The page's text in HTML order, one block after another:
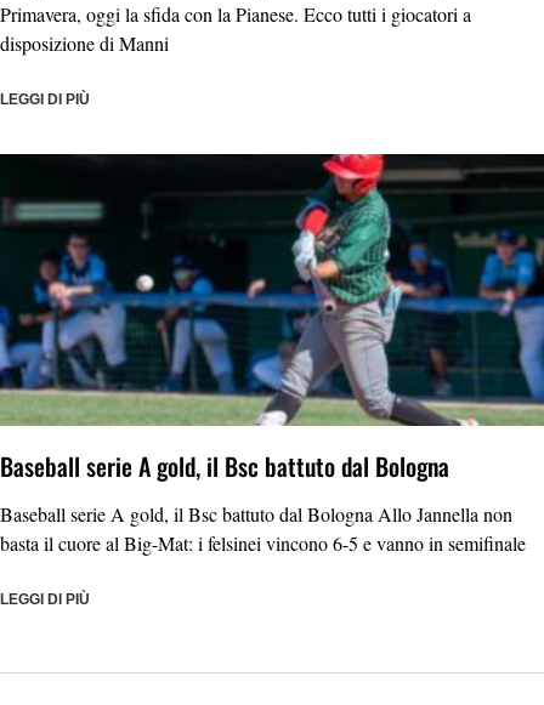
Primavera, oggi la sfida con la Pianese. Ecco tutti i giocatori a
disposizione di Manni
LEGGI DI PIÙ
Baseball serie A gold, il Bsc battuto dal Bologna
Baseball serie A gold, il Bsc battuto dal Bologna Allo Jannella non
basta il cuore al Big-Mat: i felsinei vincono 6-5 e vanno in semifinale
LEGGI DI PIÙ